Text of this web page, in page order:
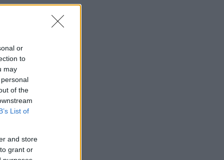
or
to
may
of the
List of
and store
grant or